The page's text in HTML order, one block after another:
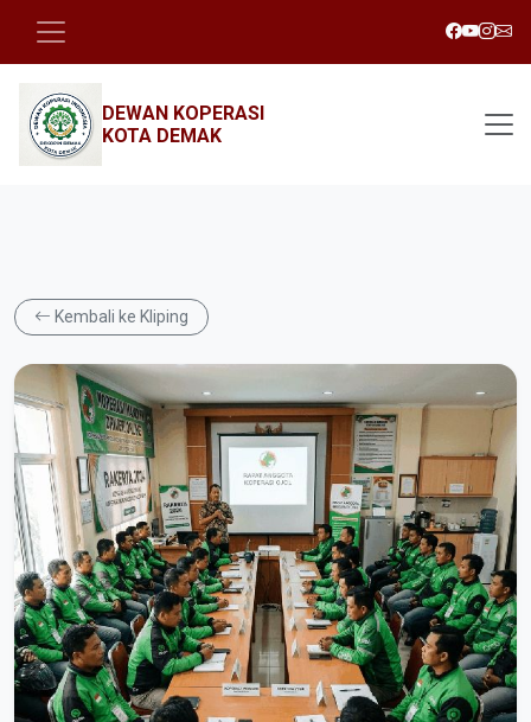
DEWAN KOPERASI
KOTA DEMAK
Kembali ke Kliping